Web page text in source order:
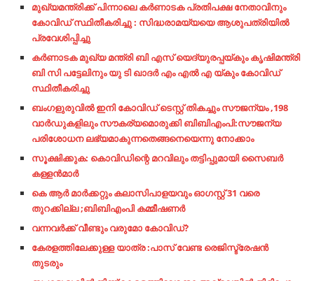
മുഖ്യമന്ത്രിക്ക് പിന്നാലെ കർണാടക പ്രതിപക്ഷ നേതാവിനും
കോവിഡ് സ്ഥിതീകരിച്ചു : സിദ്ധരാമയ്യയെ ആശുപത്രിയിൽ
പ്രവേശിപ്പിച്ചു
കർണാടക മുഖ്യ മന്ത്രി ബി എസ് യെദ്യുരപ്പയ്കും കൃഷിമന്ത്രി
ബി സി പട്ടേലിനും യു ടി ഖാദർ എം എൽ എ യ്കും കോവിഡ്
സ്ഥിതീകരിച്ചു
ബംഗളുരുവിൽ ഇനി കോവിഡ് ടെസ്റ്റ് തികച്ചും സൗജന്യം ,198
വാർഡുകളിലും സൗകര്യമൊരുക്കി ബിബിഎംപി:സൗജന്യ
പരിശോധന ലഭ്യമാകുന്നതെങ്ങനെയെന്നു നോക്കാം
സൂക്ഷിക്കുക: കൊവിഡിന്റെ മറവിലും തട്ടിപ്പുമായി സൈബര്‍
കള്ളന്‍മാര്‍
കെ ആർ മാർക്കറ്റും കലാസിപാളയവും ഓഗസ്റ്റ് 31 വരെ
തുറക്കില്ല ;ബിബിഎംപി കമ്മീഷണർ
വന്നവര്‍ക്ക്​ വീണ്ടും വരുമോ കോവിഡ്​?
കേരളത്തിലേക്കുള്ള യാത്ര :പാസ് വേണ്ട രെജിസ്ട്രേഷൻ
തുടരും